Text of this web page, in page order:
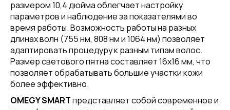
размером 10,4 дюйма облегчает настройку
параметров и наблюдение за показателями во
время работы. Возможность работы на разных
длинах волн (755 нм, 808 нм и 1064 нм) позволяет
адаптировать процедуру к разным типам волос.
Размер светового пятна составляет 16х16 мм, что
позволяет обрабатывать большие участки кожи
более эффективно.
OMEGY SMARTпредставляет собой современное и